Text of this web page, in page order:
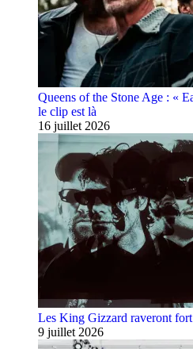
Queens of the Stone Age : «
le clip est là
16 juillet 2026
Les King Gizzard raveront fort
9 juillet 2026